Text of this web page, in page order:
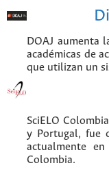
DOAJ aumenta
académicas de
que utilizan un
SciELO
y Portugal, fue
actualmente
Colombia.